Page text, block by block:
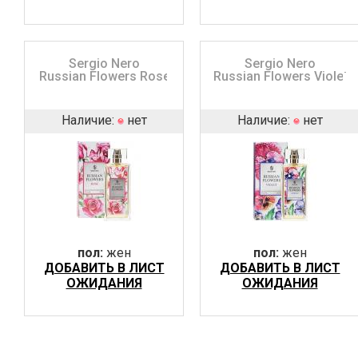
Sergio Nero
Russian Flowers Rose
Наличие: нет
пол: жен
ДОБАВИТЬ В ЛИСТ
ОЖИДАНИЯ
Sergio Nero
Russian Flowers Violet
Наличие: нет
пол: жен
ДОБАВИТЬ В ЛИСТ
ОЖИДАНИЯ